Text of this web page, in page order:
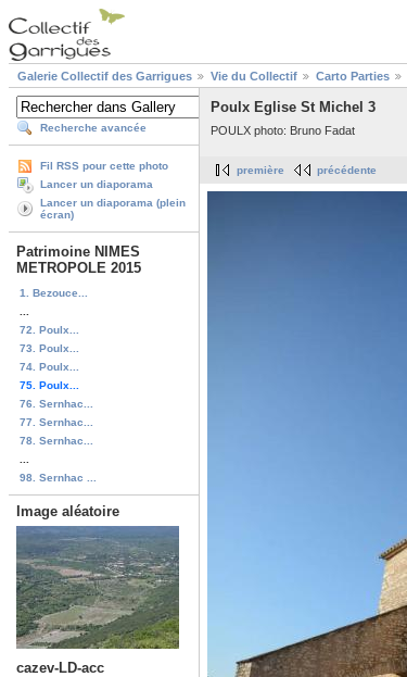
Galerie Collectif des Garrigues Vie du Collectif Carto Parties
Recherche avancée
Fil RSS pour cette photo
Lancer un diaporama
Lancer un diaporama (plein
écran)
Patrimoine NIMES
METROPOLE 2015
1. Bezouce...
72. Poulx...
73. Poulx...
74. Poulx...
75. Poulx...
76. Sernhac...
77. Sernhac...
78. Sernhac...
98. Sernhac ...
Image aléatoire
cazev-LD-acc
Poulx Eglise St Michel 3
POULX photo: Bruno Fadat
première précédente